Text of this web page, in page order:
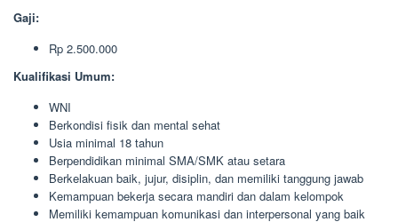
Gaji:
Rp 2.500.000
Kualifikasi Umum:
WNI
Berkondisi fisik dan mental sehat
Usia minimal 18 tahun
Berpendidikan minimal SMA/SMK atau setara
Berkelakuan baik, jujur, disiplin, dan memiliki tanggung jawab
Kemampuan bekerja secara mandiri dan dalam kelompok
Memiliki kemampuan komunikasi dan interpersonal yang baik